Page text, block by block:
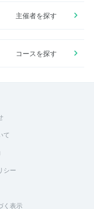
主催者を探す
コースを探す
て
シー
く表示